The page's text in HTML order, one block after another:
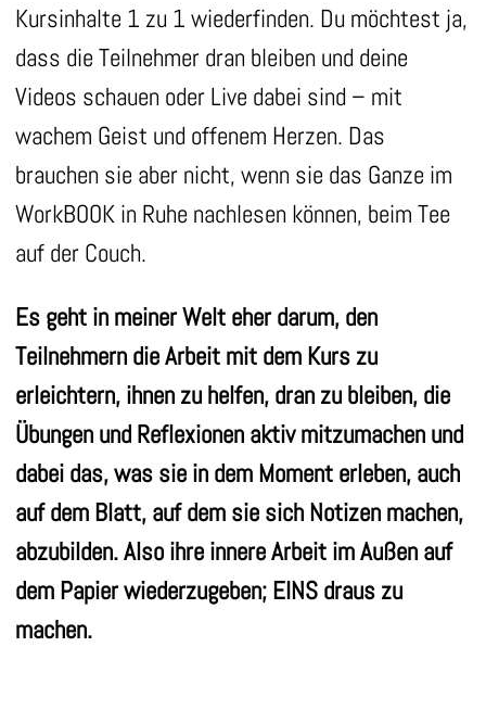
Kursinhalte 1 zu 1 wiederfinden. Du möchtest ja,
dass die Teilnehmer dran bleiben und deine
Videos schauen oder Live dabei sind – mit
wachem Geist und offenem Herzen. Das
brauchen sie aber nicht, wenn sie das Ganze im
WorkBOOK in Ruhe nachlesen können, beim Tee
auf der Couch.
Es geht in meiner Welt eher darum, den
Teilnehmern die Arbeit mit dem Kurs zu
erleichtern, ihnen zu helfen, dran zu bleiben, die
Übungen und Reflexionen aktiv mitzumachen und
dabei das, was sie in dem Moment erleben, auch
auf dem Blatt, auf dem sie sich Notizen machen,
abzubilden. Also ihre innere Arbeit im Außen auf
dem Papier wiederzugeben; EINS draus zu
machen.